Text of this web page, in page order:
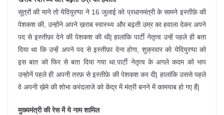
सूत्रों की माने तो येदियुरप्पा ने 16 जुलाई को प्रधानमंत्री के सामने इस्तीफ़े की
पेशकश की, उन्होंने अपने ख़राब स्वास्थ्य और बढ़ती उम्र का हवाला देकर अपने
पद से इस्तीफ़ा देने की पेशकश की थी| हालांकि पार्टी नेतृत्व उन्हें पहले ही बता
दिया था कि उन्हें अपने पद से इस्तीफ़ा देना होगा, शुक्रवार को येदियुरप्पा को
इस बात को फिर से बता दिया गया था.पार्टी नेतृत्व के अगले कदम को भाप
उन्होनें पहले ही अपनी तरफ़ से इस्तीफ़े की पेशकश कर दी| हालांकि उससे पहले
वे अपनी ख़ेमे की शोभा करंदलाजे को केंद्र में मंत्री बनने में कामयाब हो गए हैं|
मुख्यमंत्री की रेस में ये नाम शामिल